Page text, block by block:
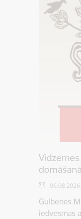
domāšanā
06.08.2026.
Gulbenes
iedvesmas